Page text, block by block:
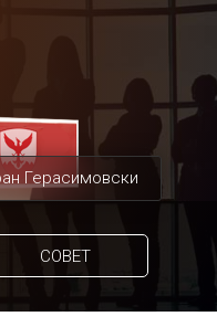
Герасимовски
СОВЕТ